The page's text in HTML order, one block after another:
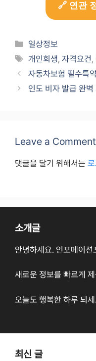
🔗 연관
Categories
일상정보
Tags
개인회생,자격요건,
자동차보험 필수특
인도 비자 발급 완벽
Leave a Comment
댓글을 달기 위해서는
소개글
안녕하세요. 인포메이션
새로운 정보를 빠르게
오늘도 행복한 하루 되
최신 글